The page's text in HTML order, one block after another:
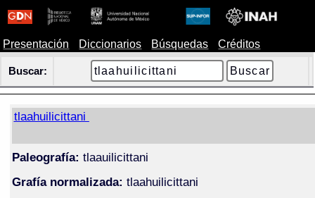
Presentación Diccionarios Búsquedas Créditos
Buscar:
tlaahuilicittani
Paleografía: tlaauilicittani
Grafía normalizada: tlaahuilicittani